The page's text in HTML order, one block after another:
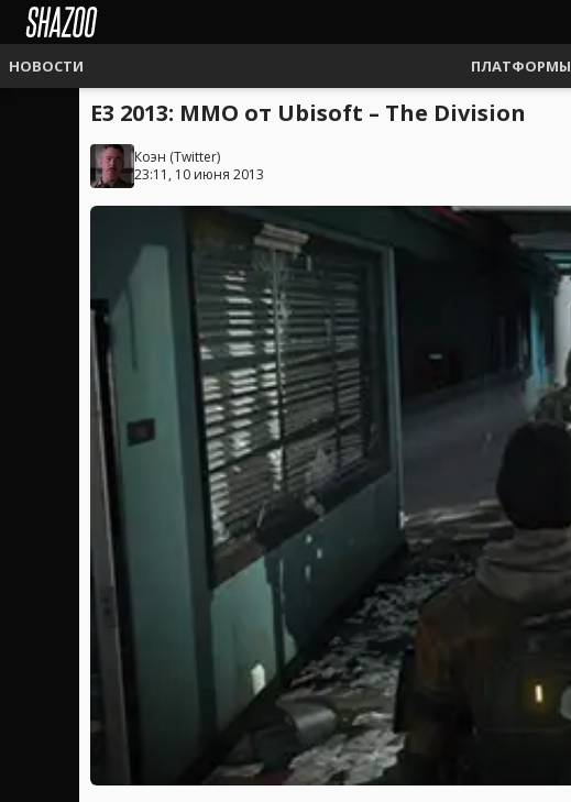
НОВОСТИ ПЛАТФОРМЫ
E3 2013: MMO от Ubisoft – The Division
Коэн (Twitter)
23:11, 10 июня 2013